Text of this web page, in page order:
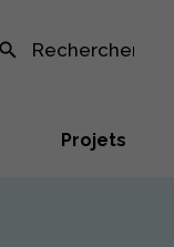
Projets
Recherche sur le site